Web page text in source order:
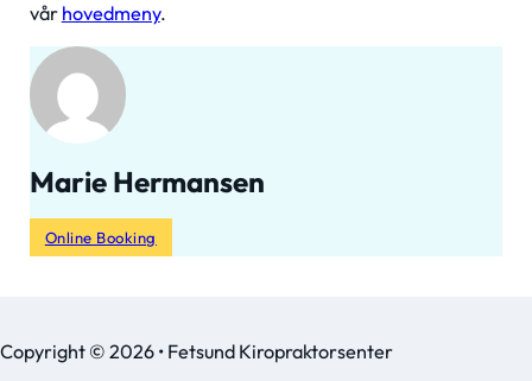
vår hovedmeny.
Marie Hermansen
Online Booking
Copyright © 2026 • Fetsund Kiropraktorsenter